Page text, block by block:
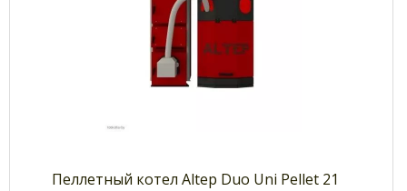
Пеллетный котел Altep Duo Uni Pellet 21